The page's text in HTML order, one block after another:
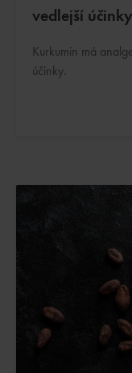
vedlejší účinky
Kurkumin má
účinky.